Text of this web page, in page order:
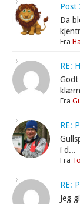
Post
Da
Fra
RE:
Godt
Fra
RE:
i d...
Fra
RE:
Jeg